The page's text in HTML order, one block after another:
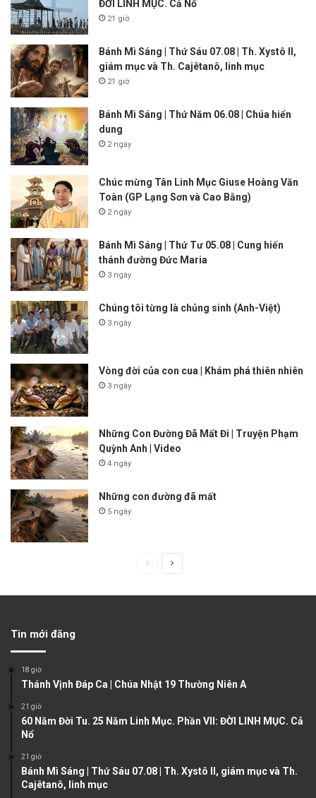
ĐỜI LINH MỤC. Cả Nổ
21 giờ
Bánh Mì Sáng | Thứ Sáu 07.08 | Th. Xystô II,
giám mục và Th. Cajêtanô, linh mục
21 giờ
Bánh Mì Sáng | Thứ Năm 06.08 | Chúa hiển
dung
2 ngày
Chúc mừng Tân Linh Mục Giuse Hoàng Văn
Toàn (GP Lạng Sơn và Cao Bằng)
2 ngày
Bánh Mì Sáng | Thứ Tư 05.08 | Cung hiến
thánh đường Đức Maria
3 ngày
Chúng tôi từng là chủng sinh (Anh-Việt)
3 ngày
Vòng đời của con cua | Khám phá thiên nhiên
3 ngày
Những Con Đường Đã Mất Đi | Truyện Phạm
Quỳnh Anh | Video
4 ngày
Những con đường đã mất
5 ngày
u
g
Tin mới đăng
18 giờ
Thánh Vịnh Đáp Ca | Chúa Nhật 19 Thường Niên A
21 giờ
60 Năm Đời Tu. 25 Năm Linh Mục. Phần VII: ĐỜI LINH MỤC. Cả
Nổ
21 giờ
Bánh Mì Sáng | Thứ Sáu 07.08 | Th. Xystô II, giám mục và Th.
Cajêtanô, linh mục